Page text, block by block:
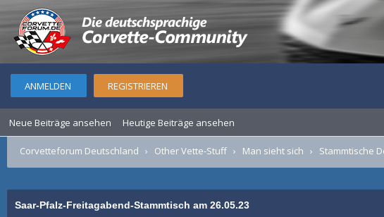
ANMELDEN REGISTRIEREN
Neue Beiträge ansehen Heutige Beiträge ansehen
Corvetteforum Deutschland › Other Vette-Stuff › Man sieht sich › Stammtische
Saar-Pfalz-Freitagabend-Stammtisch am 26.05.23